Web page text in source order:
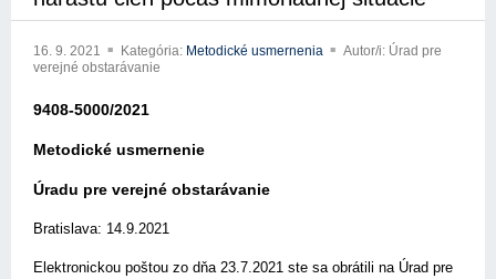
16. 9. 2021 Kategória: Metodické usmernenia
Autor/i: Úrad pre
verejné obstarávanie
9408-5000/2021
Metodické usmernenie
Úradu pre verejné obstarávanie
Bratislava: 14.9.2021
Elektronickou poštou zo dňa 23.7.2021 ste sa obrátili na Úrad pre